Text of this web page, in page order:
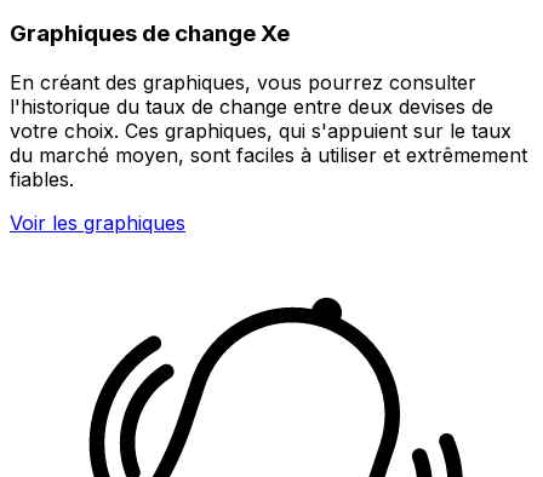
Graphiques de change Xe
En créant des graphiques, vous pourrez consulter
l'historique du taux de change entre deux devises de
votre choix. Ces graphiques, qui s'appuient sur le taux
du marché moyen, sont faciles à utiliser et extrêmement
fiables.
Voir les graphiques